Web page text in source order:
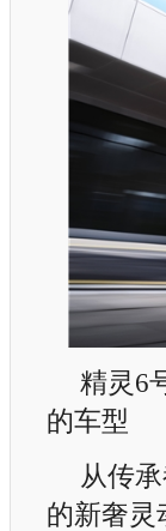
精灵6
的车型
从传
的新奢灵